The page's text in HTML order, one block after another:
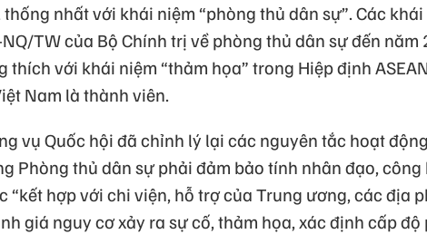
thống nhất với khái niệm “phòng thủ dân sự”. Các
TW của Bộ Chính trị về phòng thủ dân sự đến
với khái niệm “thảm họa” trong Hiệp định
Nam là thành viên.
vụ Quốc hội đã chỉnh lý lại các nguyên tắc hoạt
Phòng thủ dân sự phải đảm bảo tính nhân đạo,
“kết hợp với chi viện, hỗ trợ của Trung ương, các địa
giá nguy cơ xảy ra sự cố, thảm họa, xác định cấp